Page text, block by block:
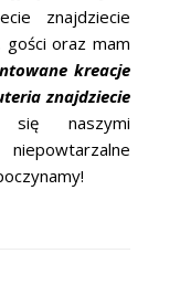
znajdziecie
oraz mam
kreacje
znajdziecie
się naszymi